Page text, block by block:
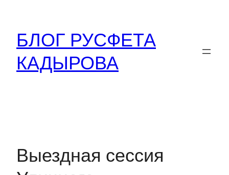
содержимому
БЛОГ РУСФЕТА
КАДЫРОВА
Выездная сессия